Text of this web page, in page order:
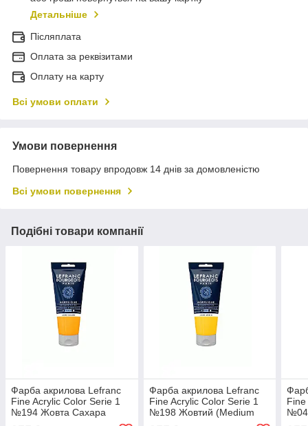
Детальніше
Післяплата
Оплата за реквізитами
Оплату на карту
Всі умови оплати
Умови повернення
Повернення товару впродовж 14 днів за домовленістю
Всі умови повернення
Подібні товари компанії
Фарба акрилова Lefranc
Fine Acrylic Color Serie 1
№194 Жовта Сахара
Фарба акрилова Lefranc
Fine Acrylic Color Serie 1
№198 Жовтий (Medium